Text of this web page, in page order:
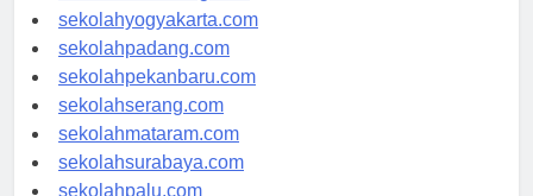
sekolahsemarang.com
sekolahyogyakarta.com
sekolahpadang.com
sekolahpekanbaru.com
sekolahserang.com
sekolahmataram.com
sekolahsurabaya.com